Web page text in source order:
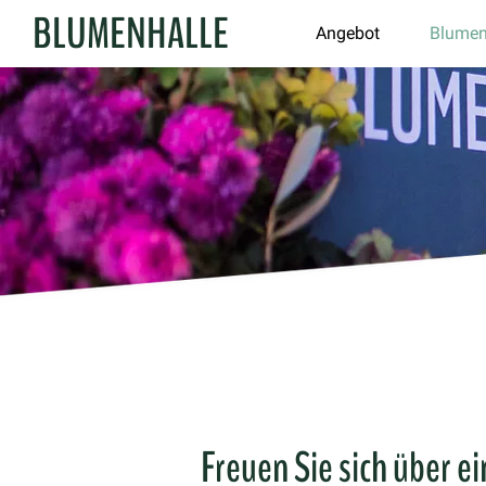
BLUMENHALLE Angebot
Freuen Sie sich über